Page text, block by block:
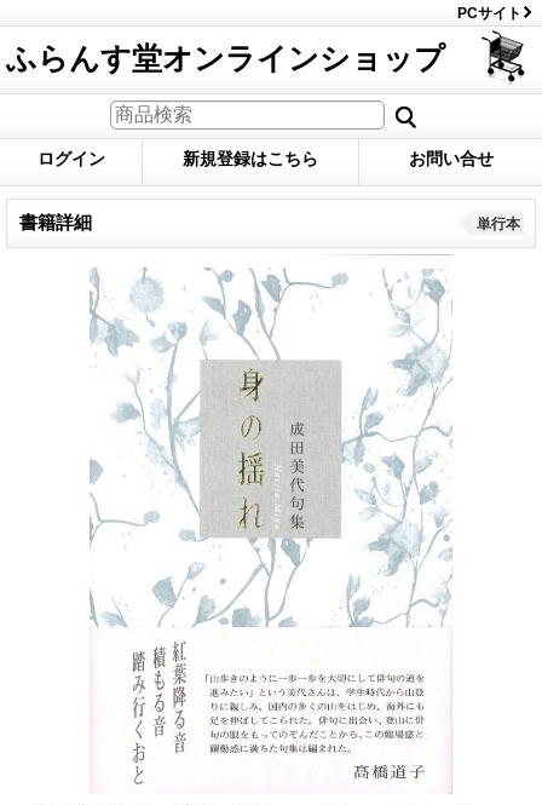
PCサイト
ふらんす堂オンラインショップ
ログイン 新規登録はこちら お問い合せ
書籍詳細 単行本